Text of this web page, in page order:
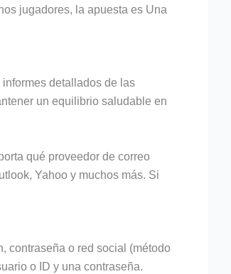
jugadores, la apuesta es Una
detallados de las
un equilibrio saludable en
qué proveedor de correo
Yahoo y muchos más. Si
contraseña o red social (método
o ID y una contraseña.